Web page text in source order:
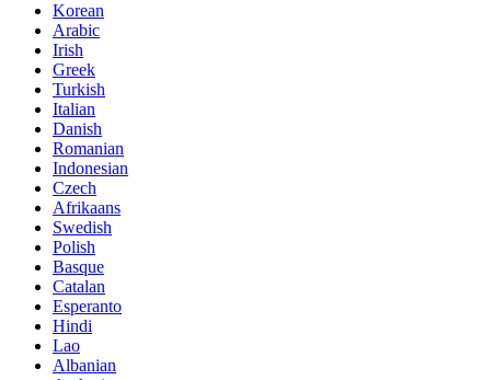
Korean
Arabic
Irish
Greek
Turkish
Italian
Danish
Romanian
Indonesian
Czech
Afrikaans
Swedish
Polish
Basque
Catalan
Esperanto
Hindi
Lao
Albanian